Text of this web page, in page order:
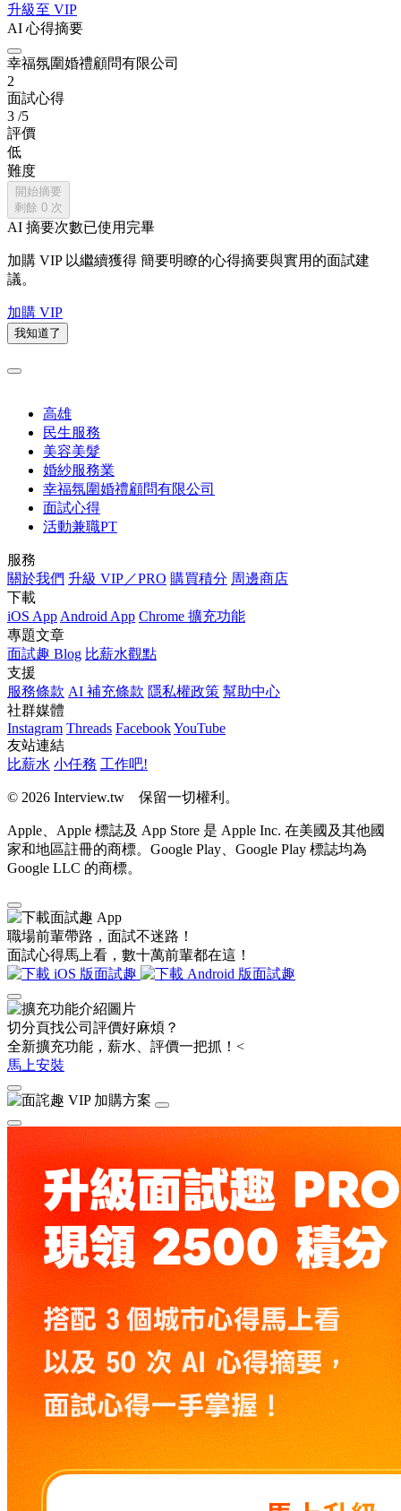
升級至 VIP
AI 心得摘要
幸福氛圍婚禮顧問有限公司
2
面試心得
3 /5
評價
低
難度
開始摘要
剩餘 0 次
AI 摘要次數已使用完畢
加購 VIP 以繼續獲得 簡要明瞭的心得摘要與實用的面試建
議。
加購 VIP
我知道了
高雄
民生服務
美容美髮
婚紗服務業
幸福氛圍婚禮顧問有限公司
面試心得
活動兼職PT
服務
關於我們 升級 VIP／PRO 購買積分 周邊商店
下載
iOS App Android App Chrome 擴充功能
專題文章
面試趣 Blog 比薪水觀點
支援
服務條款 AI 補充條款 隱私權政策 幫助中心
社群媒體
Instagram Threads FacebookYouTube
友站連結
比薪水 小任務 工作吧!
© 2026 Interview.tw 保留一切權利。
Apple、Apple 標誌及 App Store 是 Apple Inc. 在美國及其他國
家和地區註冊的商標。Google Play、Google Play 標誌均為
Google LLC 的商標。
職場前輩帶路，面試不迷路！
面試心得馬上看，數十萬前輩都在這！
切分頁找公司評價好麻煩？
全新擴充功能，薪水、評價一把抓！<
馬上安裝